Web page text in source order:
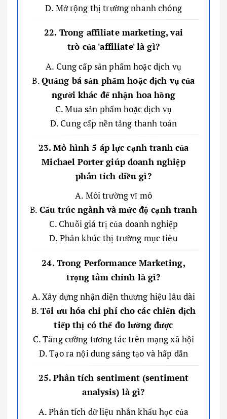
D. Mở rộng thị trường nhanh chóng
22. Trong affiliate marketing, vai
trò của 'affiliate' là gì?
A. Cung cấp sản phẩm hoặc dịch vụ
B.Quảng bá sản phẩm hoặc dịch vụ của
người khác để nhận hoa hồng
C. Mua sản phẩm hoặc dịch vụ
D. Cung cấp nền tảng thanh toán
23. Mô hình 5 áp lực cạnh tranh của
Michael Porter giúp doanh nghiệp
phân tích điều gì?
A. Môi trường vĩ mô
B. Cấu trúc ngành và mức độ cạnh tranh
C. Chuỗi giá trị của doanh nghiệp
D. Phân khúc thị trường mục tiêu
24. Trong Performance Marketing,
trọng tâm chính là gì?
A. Xây dựng nhận diện thương hiệu lâu dài
B.Tối ưu hóa chi phí cho các chiến dịch
tiếp thị có thể đo lường được
C. Tăng cường tương tác trên mạng xã hội
D. Tạo ra nội dung sáng tạo và hấp dẫn
25. Phân tích sentiment (sentiment
analysis) là gì?
A. Phân tích dữ liệu nhân khẩu học của